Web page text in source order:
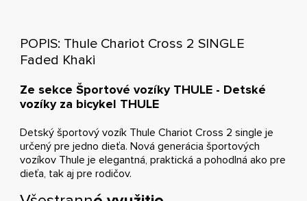
POPIS: Thule Chariot Cross 2 SINGLE
Faded Khaki
Ze sekce Športové vozíky THULE - Detské
vozíky za bicykel THULE
Detský športový vozík Thule Chariot Cross 2 single je
určený pre jedno dieťa. Nová generácia športových
vozíkov Thule je elegantná, praktická a pohodlná ako pre
dieťa, tak aj pre rodičov.